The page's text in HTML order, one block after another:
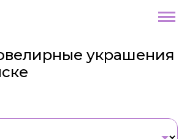
украшения